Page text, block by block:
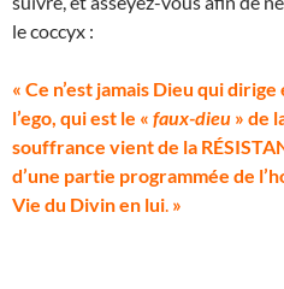
le coccyx :
« Ce n’est jamais Dieu qui
l’ego, qui est le « faux-dieu » de
souffrance vient de la
d’une partie programmée de
Vie du Divin en lui »